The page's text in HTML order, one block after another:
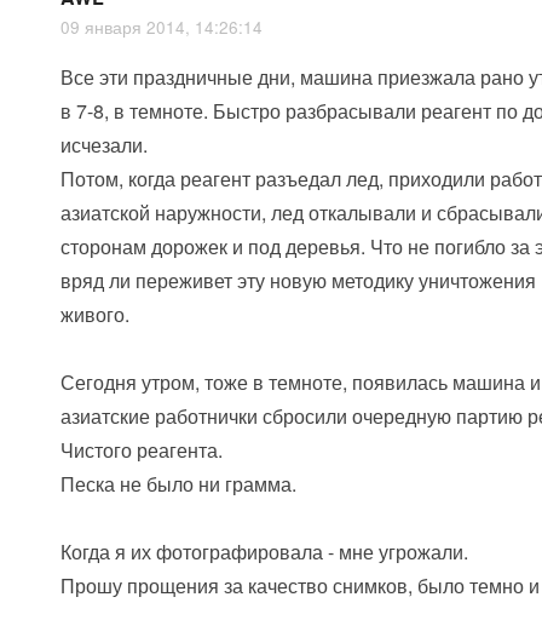
09 января 2014, 14:26:14
Все эти праздничные дни, машина приезжала рано
в 7-8, в темноте. Быстро разбрасывали реагент по
исчезали.
Потом, когда реагент разъедал лед, приходили
азиатской наружности, лед откалывали и
сторонам дорожек и под деревья. Что не погибло за
вряд ли переживет эту новую методику уничтожения
живого.
Сегодня утром, тоже в темноте, появилась машина
азиатские работнички сбросили очередную партию
Чистого реагента.
Песка не было ни грамма.
Когда я их фотографировала - мне угрожали.
Прошу прощения за качество снимков, было темно